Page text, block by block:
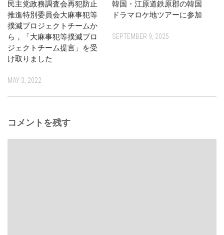
民主党政務調査会再犯防止
推進特別委員会大麻事犯等
撲滅プロジェクトチームか
ら，「大麻事犯等撲滅プロ
ジェクトチーム提言」を受
け取りました
MAY 3, 2022
韓国・江原道鉄原郡の韓国
ドラマロケ地ツアーに参加
SEPTEMBER 9, 2025
コメントを残す